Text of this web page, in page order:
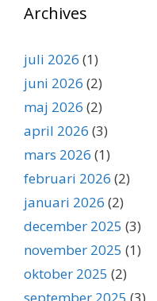
Archives
juli 2026 (1)
juni 2026 (2)
maj 2026 (2)
april 2026 (3)
mars 2026 (1)
februari 2026 (2)
januari 2026 (2)
december 2025 (3)
november 2025 (1)
oktober 2025 (2)